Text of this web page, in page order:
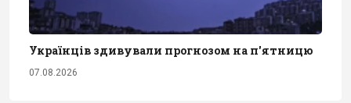
Українців здивували прогнозом на п'ятницю
07.08.2026